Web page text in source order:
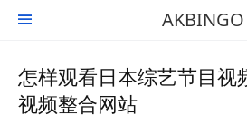
 AKBINGO
怎样观看日本综艺节目视
视频整合网站